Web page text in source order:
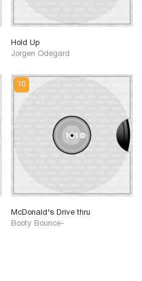
Hold Up
Jorgen Odegard
McDonald's Drive thru
Booty Bounce-